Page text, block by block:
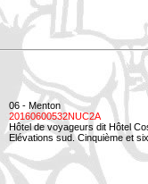
06 - Menton
20160600532NUC2A
Hôtel de voyageurs dit Hôtel
Elévations sud. Cinquième et